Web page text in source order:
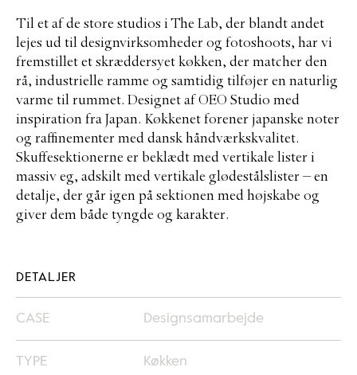
Til et af de store studios i The Lab, der blandt andet
lejes ud til designvirksomheder og fotoshoots, har vi
fremstillet et skræddersyet køkken, der matcher den
rå, industrielle ramme og samtidig tilføjer en naturlig
varme til rummet. Designet af OEO Studio med
inspiration fra Japan. Køkkenet forener japanske noter
og raffinementer med dansk håndværkskvalitet.
Skuffesektionerne er beklædt med vertikale lister i
massiv eg, adskilt med vertikale glødestålslister – en
detalje, der går igen på sektionen med højskabe og
giver dem både tyngde og karakter.
DETALJER
CASE Designsamarbejde
TYPE Køkken